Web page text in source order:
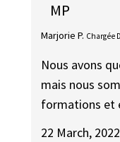
MP
Marjorie P. Chargée
Nous avons
mais nous
formations et
22 March,